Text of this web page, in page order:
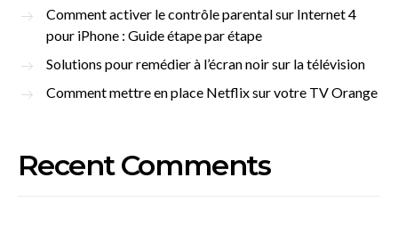
Comment activer le contrôle parental sur Internet 4
pour iPhone : Guide étape par étape
Solutions pour remédier à l’écran noir sur la télévision
Comment mettre en place Netflix sur votre TV Orange
Recent Comments